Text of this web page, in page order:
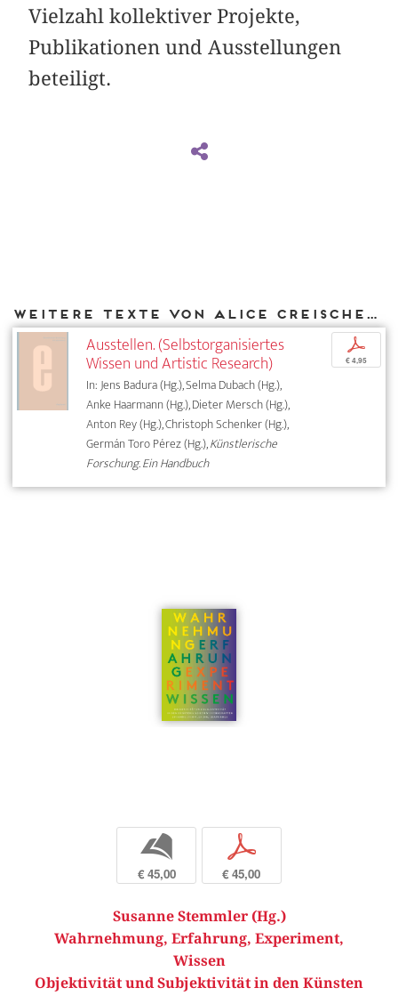
Vielzahl kollektiver Projekte,
Publikationen und Ausstellungen
beteiligt.
Weitere Texte von Alice Creischer bei DIAPHANES
Ausstellen. (Selbstorganisiertes
Wissen und Artistic Research)
In: Jens Badura (Hg.), Selma Dubach (Hg.),
Anke Haarmann (Hg.), Dieter Mersch (Hg.),
Anton Rey (Hg.), Christoph Schenker (Hg.),
Germán Toro Pérez (Hg.),Künstlerische
Forschung. Ein Handbuch
p
€ 4,95
b
€ 45,00
p
€ 45,00
Susanne Stemmler (Hg.)
Wahrnehmung, Erfahrung, Experiment,
Wissen
Objektivität und Subjektivität in den Künsten